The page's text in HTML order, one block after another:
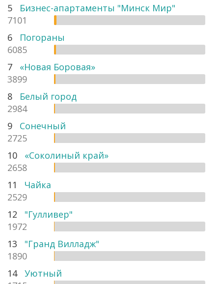
5
Бизнес-апартаменты "Минск Мир"
7101
6
Погораны
6085
7
«Новая Боровая»
3899
8
Белый город
2984
9
Сонечный
2725
10
«Соколиный край»
2658
11
Чайка
2529
12
"Гулливер"
1972
13
"Гранд Вилладж"
1890
14
Уютный